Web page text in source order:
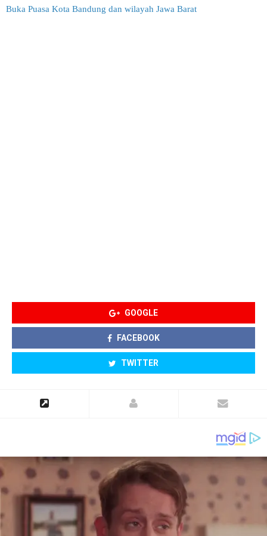
Buka Puasa Kota Bandung dan wilayah Jawa Barat
GOOGLE
FACEBOOK
TWITTER